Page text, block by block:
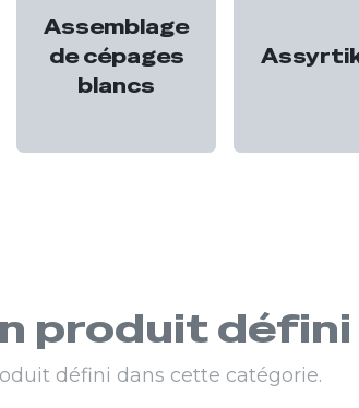
Assemblage
de cépages
blancs
produit défini
défini dans cette catégorie.